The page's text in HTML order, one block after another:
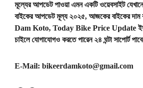
মূল্যের আপডেট পাওয়া এমন একটি ওয়েবসাইট যেখানে
বাইকের আপডেট মূল্য ২০২৫, আজকের বাইকের
Dam Koto, Today Bike Price Update
চাইলে যোগাযোগও করতে পারেন ২৪ ঘন্টা সাপোর্ট
E-Mail: bikeerdamkoto@gmail.com